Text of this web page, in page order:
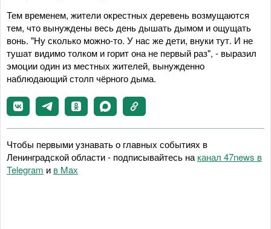
Тем временем, жители окрестных деревень возмущаются
тем, что вынуждены весь день дышать дымом и ощущать
вонь. "Ну сколько можно-то. У нас же дети, внуки тут. И не
тушат видимо толком и горит она не первый раз", - выразил
эмоции один из местных жителей, вынужденно
наблюдающий столп чёрного дыма.
Чтобы первыми узнавать о главных событиях в
Ленинградской области - подписывайтесь на канал 47news в
Telegram и в Maх